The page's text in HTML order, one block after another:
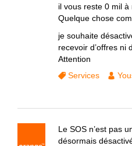
il vous reste 0 mil
Quelque chose
je souhaite
recevoir d’offres ni
Attention
Services
Le SOS n’est pas
désormais